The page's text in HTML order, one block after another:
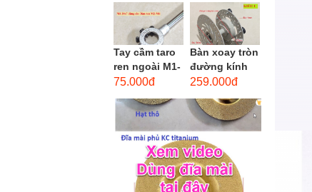
đường kính...
Tay cầm taro
ren ngoài M1-
M1.8 (mã
vặn Bàn ren
75.000đ
Bàn xoay tròn
đường kính
22cm bằng
259.000đ